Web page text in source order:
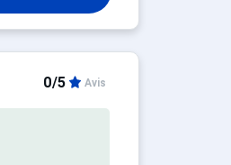
0/5 Avis